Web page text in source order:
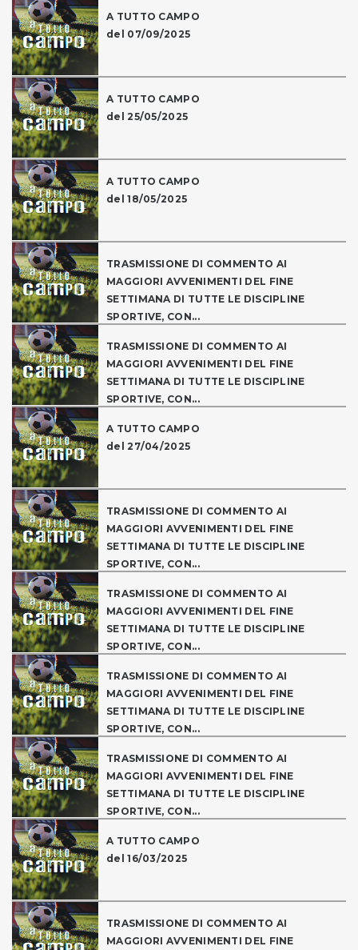
A TUTTO CAMPO
del 07/09/2025
A TUTTO CAMPO
del 25/05/2025
A TUTTO CAMPO
del 18/05/2025
TRASMISSIONE DI COMMENTO AI
MAGGIORI AVVENIMENTI DEL FINE
SETTIMANA DI TUTTE LE DISCIPLINE
SPORTIVE, CON...
TRASMISSIONE DI COMMENTO AI
MAGGIORI AVVENIMENTI DEL FINE
SETTIMANA DI TUTTE LE DISCIPLINE
SPORTIVE, CON...
A TUTTO CAMPO
del 27/04/2025
TRASMISSIONE DI COMMENTO AI
MAGGIORI AVVENIMENTI DEL FINE
SETTIMANA DI TUTTE LE DISCIPLINE
SPORTIVE, CON...
TRASMISSIONE DI COMMENTO AI
MAGGIORI AVVENIMENTI DEL FINE
SETTIMANA DI TUTTE LE DISCIPLINE
SPORTIVE, CON...
TRASMISSIONE DI COMMENTO AI
MAGGIORI AVVENIMENTI DEL FINE
SETTIMANA DI TUTTE LE DISCIPLINE
SPORTIVE, CON...
TRASMISSIONE DI COMMENTO AI
MAGGIORI AVVENIMENTI DEL FINE
SETTIMANA DI TUTTE LE DISCIPLINE
SPORTIVE, CON...
A TUTTO CAMPO
del 16/03/2025
TRASMISSIONE DI COMMENTO AI
MAGGIORI AVVENIMENTI DEL FINE